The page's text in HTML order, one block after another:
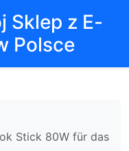
Sklep z E-
Polsce
Stick 80W für das